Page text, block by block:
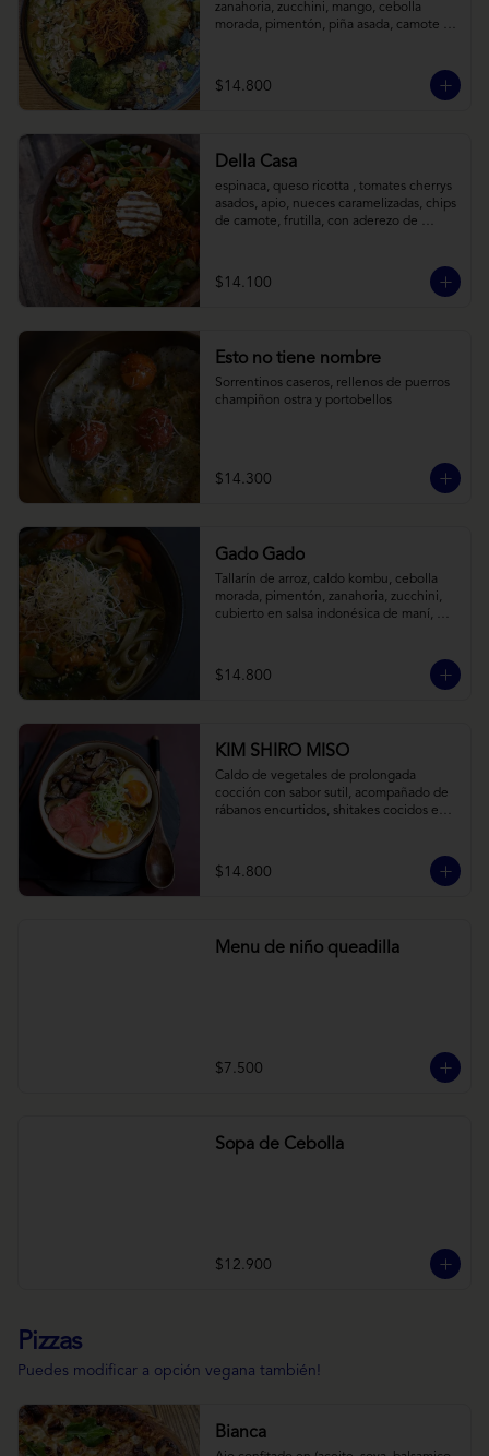
zanahoria, zucchini, mango, cebolla
morada, pimentón, piña asada, camote
$14.800
Della Casa
espinaca, queso ricotta , tomates cherrys
asados, apio, nueces caramelizadas, chips
de camote, frutilla, con aderezo de
$14.100
Esto no tiene nombre
Sorrentinos caseros, rellenos de puerros
champiñon ostra y portobellos
$14.300
Gado Gado
Tallarín de arroz, caldo kombu, cebolla
morada, pimentón, zanahoria, zucchini,
cubierto en salsa indonésica de maní,
$14.800
KIM SHIRO MISO
Caldo de vegetales de prolongada
cocción con sabor sutil, acompañado de
rábanos encurtidos, shitakes cocidos en
vegana) y los infaltables fideos de ramen.
$14.800
Menu de niño queadilla
$7.500
Sopa de Cebolla
$12.900
Pizzas
Puedes modificar a opción vegana también!
Bianca